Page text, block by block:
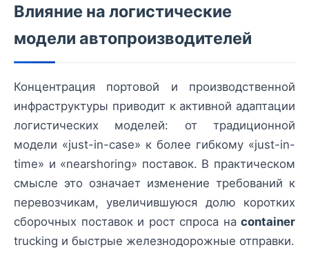
Влияние на логистические
модели автопроизводителей
Концентрация портовой и производственной
инфраструктуры приводит к активной адаптации
логистических моделей: от традиционной
модели «just-in-case» к более гибкому «just-in-
time» и «nearshoring» поставок. В практическом
смысле это означает изменение требований к
перевозчикам, увеличившуюся долю коротких
сборочных поставок и рост спроса на container
trucking и быстрые железнодорожные отправки.